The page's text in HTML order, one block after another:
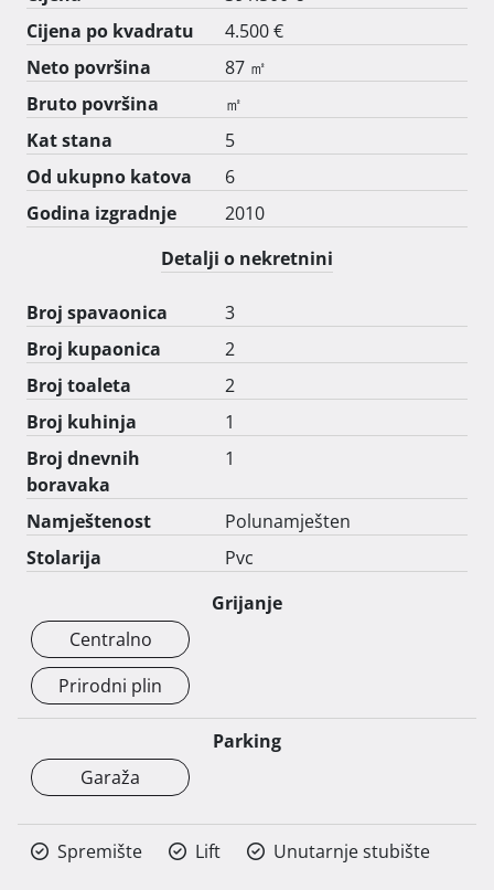
Moguća je kupnja garažnog parkirnog mjesta.
Za dodatne informacije i dogovor oko razgledavanja,
slobodno se javite.
Cijena po kvadratu
4.500 €
Neto površina
87 ㎡
Bruto površina
㎡
Kat stana
5
Od ukupno katova
6
Godina izgradnje
2010
Detalji o nekretnini
Broj spavaonica
3
Broj kupaonica
2
Broj toaleta
2
Broj kuhinja
1
Broj dnevnih
boravaka
1
Namještenost
Polunamješten
Stolarija
Pvc
Grijanje
Centralno
Prirodni plin
Parking
Garaža
Spremište Lift Unutarnje stubište